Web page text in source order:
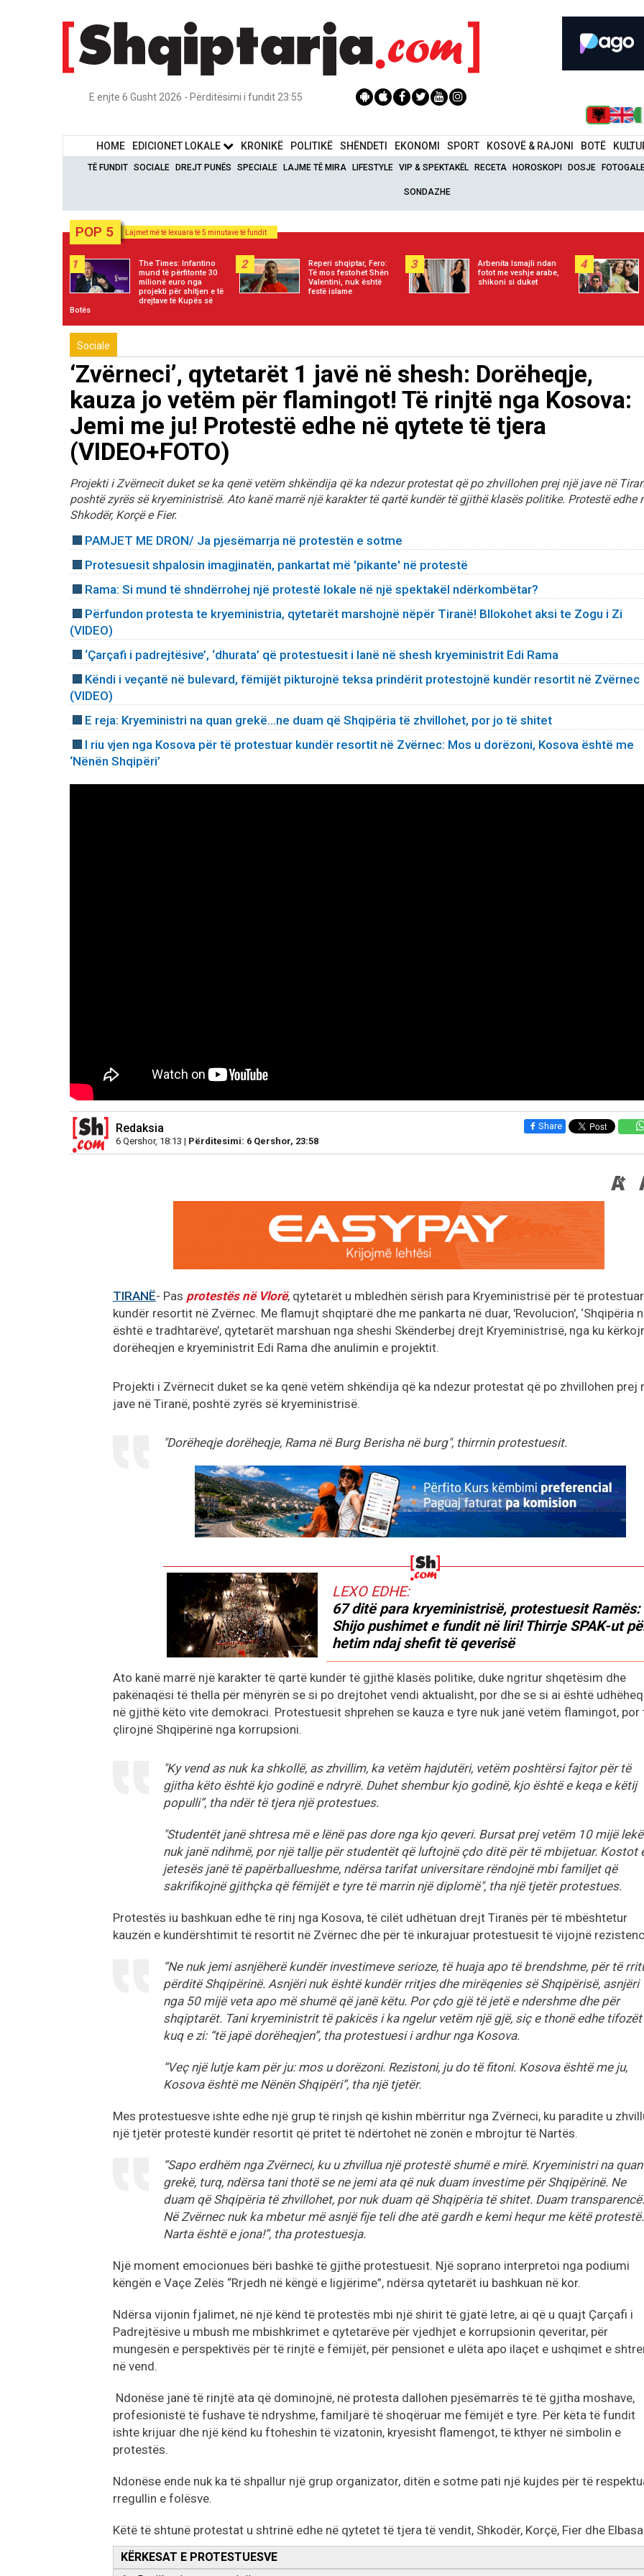
E enjte 6 Gusht 2026 - Përditësimi i fundit 23:55
HOME EDICIONET LOKALE KRONIKË POLITIKË SHËNDETI EKONOMI SPORT KOSOVË & RAJONI BOTË
TË FUNDIT SOCIALE DREJT PUNËS SPECIALE LAJME TË MIRA LIFESTYLE VIP & SPEKTAKËL RECETA HOROSKOPI DOSJE
SONDAZHE
POP 5 Lajmet më të lexuara të 5 minutave të fundit
1
The Times: Infantino
mund të përfitonte 30
milionë euro nga
projekti për shitjen e të
drejtave të Kupës së
Botës
2
Reperi shqiptar, Fero:
Të mos festohet Shën
Valentini, nuk është
festë islame
3
Arbenita Ismajli ndan
fotot me veshje arabe,
shikoni si duket
4
Sociale
‘Zvërneci’, qytetarët 1 javë në shesh: Dorëheqje,
kauza jo vetëm për flamingot! Të rinjtë nga Kosova:
Jemi me ju! Protestë edhe në qytete të tjera
(VIDEO+FOTO)
Projekti i Zvërnecit duket se ka qenë vetëm shkëndija që ka ndezur protestat që po zhvillohen prej një jave në
poshtë zyrës së kryeministrisë. Ato kanë marrë një karakter të qartë kundër të gjithë klasës politike. Protestë edhe
Shkodër, Korçë e Fier.
PAMJET ME DRON/ Ja pjesëmarrja në protestën e sotme
Protesuesit shpalosin imagjinatën, pankartat më 'pikante' në protestë
Rama: Si mund të shndërrohej një protestë lokale në një spektakël ndërkombëtar?
Përfundon protesta te kryeministria, qytetarët marshojnë nëpër Tiranë! Bllokohet aksi te Zogu i Zi
(VIDEO)
‘Çarçafi i padrejtësive’, ‘dhurata’ që protestuesit i lanë në shesh kryeministrit Edi Rama
Këndi i veçantë në bulevard, fëmijët pikturojnë teksa prindërit protestojnë kundër resortit në Zvërnec
(VIDEO)
E reja: Kryeministri na quan grekë...ne duam që Shqipëria të zhvillohet, por jo të shitet
I riu vjen nga Kosova për të protestuar kundër resortit në Zvërnec: Mos u dorëzoni, Kosova është me
‘Nënën Shqipëri’
Redaksia
6 Qershor, 18:13 | Përditesimi: 6 Qershor, 23:58
Share
TIRANË- Pas protestës në Vlorë, qytetarët u mbledhën sërish para Kryeministrisë për të protestuar
kundër resortit në Zvërnec. Me flamujt shqiptarë dhe me pankarta në duar, 'Revolucion', ‘Shqipëria
është e tradhtarëve’, qytetarët marshuan nga sheshi Skënderbej drejt Kryeministrisë, nga ku
dorëheqjen e kryeministrit Edi Rama dhe anulimin e projektit.
Projekti i Zvërnecit duket se ka qenë vetëm shkëndija që ka ndezur protestat që po zhvillohen prej
jave në Tiranë, poshtë zyrës së kryeministrisë.
"Dorëheqje dorëheqje, Rama në Burg Berisha në burg", thirrnin protestuesit.
LEXO EDHE:
67 ditë para kryeministrisë, protestuesit Ramës:
Shijo pushimet e fundit në liri! Thirrje SPAK-ut
hetim ndaj shefit të qeverisë
Ato kanë marrë një karakter të qartë kundër të gjithë klasës politike, duke ngritur shqetësim dhe
pakënaqësi të thella për mënyrën se si po drejtohet vendi aktualisht, por dhe se si ai është
në gjithë këto vite demokraci. Protestuesit shprehen se kauza e tyre nuk janë vetëm flamingot, por
çlirojnë Shqipërinë nga korrupsioni.
"Ky vend as nuk ka shkollë, as zhvillim, ka vetëm hajdutëri, vetëm poshtërsi fajtor për të
gjitha këto është kjo godinë e ndryrë. Duhet shembur kjo godinë, kjo është e keqa e këtij
populli”, tha ndër të tjera një protestues.
"Studentët janë shtresa më e lënë pas dore nga kjo qeveri. Bursat prej vetëm 10 mijë
nuk janë ndihmë, por një tallje për studentët që luftojnë çdo ditë për të mbijetuar. Kostot
jetesës janë të papërballueshme, ndërsa tarifat universitare rëndojnë mbi familjet që
sakrifikojnë gjithçka që fëmijët e tyre të marrin një diplomë", tha një tjetër protestues.
Protestës iu bashkuan edhe të rinj nga Kosova, të cilët udhëtuan drejt Tiranës për të mbështetur
kauzën e kundërshtimit të resortit në Zvërnec dhe për të inkurajuar protestuesit të vijojnë
“Ne nuk jemi asnjëherë kundër investimeve serioze, të huaja apo të brendshme, për të
përditë Shqipërinë. Asnjëri nuk është kundër rritjes dhe mirëqenies së Shqipërisë, asnjëri
nga 50 mijë veta apo më shumë që janë këtu. Por çdo gjë të jetë e ndershme dhe për
shqiptarët. Tani kryeministrit të pakicës i ka ngelur vetëm një gjë, siç e thonë edhe tifozët
kuq e zi: “të japë dorëheqjen”, tha protestuesi i ardhur nga Kosova.
“Veç një lutje kam për ju: mos u dorëzoni. Rezistoni, ju do të fitoni. Kosova është me ju,
Kosova është me Nënën Shqipëri”, tha një tjetër.
Mes protestuesve ishte edhe një grup të rinjsh që kishin mbërritur nga Zvërneci, ku paradite u
një tjetër protestë kundër resortit që pritet të ndërtohet në zonën e mbrojtur të Nartës.
“Sapo erdhëm nga Zvërneci, ku u zhvillua një protestë shumë e mirë. Kryeministri na quan
grekë, turq, ndërsa tani thotë se ne jemi ata që nuk duam investime për Shqipërinë. Ne
duam që Shqipëria të zhvillohet, por nuk duam që Shqipëria të shitet. Duam transparencë.
Në Zvërnec nuk ka mbetur më asnjë fije teli dhe atë gardh e kemi hequr me këtë protestë.
Narta është e jona!”, tha protestuesja.
Një moment emocionues bëri bashkë të gjithë protestuesit. Një soprano interpretoi nga podiumi
këngën e Vaçe Zelës “Rrjedh në këngë e ligjërime”, ndërsa qytetarët iu bashkuan në kor.
Ndërsa vijonin fjalimet, në një kënd të protestës mbi një shirit të gjatë letre, ai që u quajt Çarçafi i
Padrejtësive u mbush me mbishkrimet e qytetarëve për vjedhjet e korrupsionin qeveritar, për
mungesën e perspektivës për të rinjtë e fëmijët, për pensionet e ulëta apo ilaçet e ushqimet e
në vend.
Ndonëse janë të rinjtë ata që dominojnë, në protesta dallohen pjesëmarrës të të gjitha moshave,
profesionistë të fushave të ndryshme, familjarë të shoqëruar me fëmijët e tyre. Për këta të fundit
ishte krijuar dhe një kënd ku ftoheshin të vizatonin, kryesisht flamengot, të kthyer në simbolin e
protestës.
Ndonëse ende nuk ka të shpallur një grup organizator, ditën e sotme pati një kujdes për të
rregullin e folësve.
Këtë të shtunë protestat u shtrinë edhe në qytetet të tjera të vendit, Shkodër, Korçë, Fier dhe
KËRKESAT E PROTESTUESVE